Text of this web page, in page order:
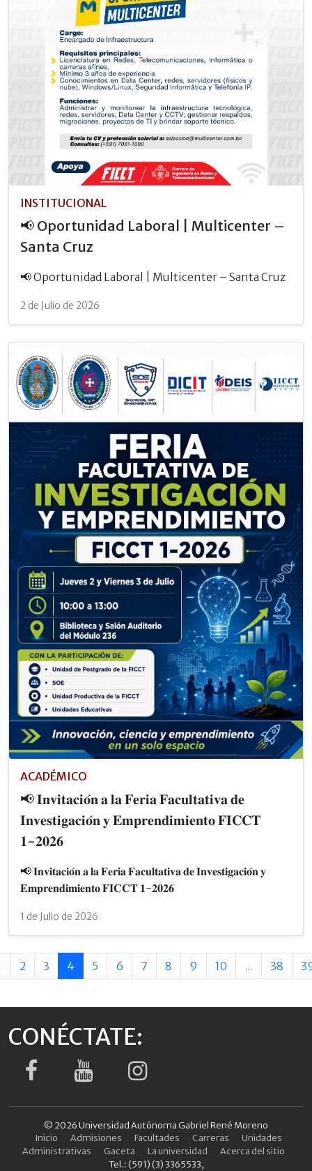
INSTITUCIONAL
📢 Oportunidad Laboral | Multicenter –
Santa Cruz
📢 Oportunidad Laboral | Multicenter – Santa Cruz
2 de Julio de 2026
ACADÉMICO
📢 𝐈𝐧𝐯𝐢𝐭𝐚𝐜𝐢𝐨́𝐧 𝐚 𝐥𝐚 𝐅𝐞𝐫𝐢𝐚 𝐅𝐚𝐜𝐮𝐥𝐭𝐚𝐭𝐢𝐯𝐚 𝐝𝐞
𝐈𝐧𝐯𝐞𝐬𝐭𝐢𝐠𝐚𝐜𝐢𝐨́𝐧 𝐲 𝐄𝐦𝐩𝐫𝐞𝐧𝐝𝐢𝐦𝐢𝐞𝐧𝐭𝐨 𝐅𝐈𝐂𝐂𝐓
𝟏-𝟐𝟎𝟐𝟔
📢 𝐈𝐧𝐯𝐢𝐭𝐚𝐜𝐢𝐨́𝐧 𝐚 𝐥𝐚 𝐅𝐞𝐫𝐢𝐚 𝐅𝐚𝐜𝐮𝐥𝐭𝐚𝐭𝐢𝐯𝐚 𝐝𝐞 𝐈𝐧𝐯𝐞𝐬𝐭𝐢𝐠𝐚𝐜𝐢𝐨́𝐧 𝐲
𝐄𝐦𝐩𝐫𝐞𝐧𝐝𝐢𝐦𝐢𝐞𝐧𝐭𝐨 𝐅𝐈𝐂𝐂𝐓 𝟏-𝟐𝟎𝟐𝟔
1 de Julio de 2026
2 3 4 5 6 7 8 9 10 ... 38
CONÉCTATE:
© 2026 Universidad Autónoma Gabriel René Moreno
Inicio
Admisiones Facultades Carreras
Unidades
Administrativas
Gaceta La universidad
Acerca del sitio
Tel.: (591) (3) 3365533,